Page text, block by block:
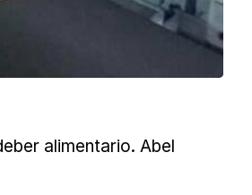
alimentario. Abel